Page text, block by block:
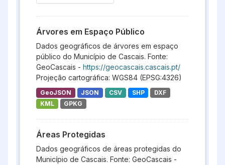
Árvores em Espaço Público
Dados geográficos de árvores em espaço
público do Município de Cascais. Fonte:
GeoCascais - https://geocascais.cascais.pt/
Projeção cartográfica: WGS84 (EPSG:4326)
GeoJSON JSON CSV SHP
DXF
KML
GPKG
Áreas Protegidas
Dados geográficos de áreas protegidas do
Município de Cascais. Fonte: GeoCascais -